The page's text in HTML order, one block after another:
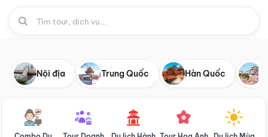
Nội địa Trung Quốc Hàn Quốc